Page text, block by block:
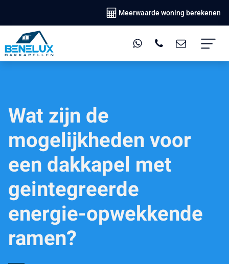
Meerwaarde woning berekenen
Wat zijn de
mogelijkheden voor
een dakkapel met
geintegreerde
energie-opwekkende
ramen?